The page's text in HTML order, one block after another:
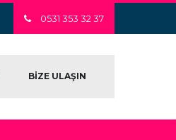
0531 353 32 37
BİZE ULAŞIN